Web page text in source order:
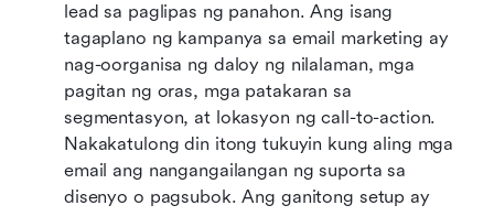
lead sa paglipas ng panahon. Ang isang
tagaplano ng kampanya sa email marketing ay
nag-oorganisa ng daloy ng nilalaman, mga
pagitan ng oras, mga patakaran sa
segmentasyon, at lokasyon ng call-to-action.
Nakakatulong din itong tukuyin kung aling mga
email ang nangangailangan ng suporta sa
disenyo o pagsubok. Ang ganitong setup ay